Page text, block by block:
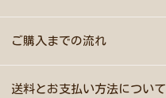
ご購入までの流れ
送料とお支払い方法について